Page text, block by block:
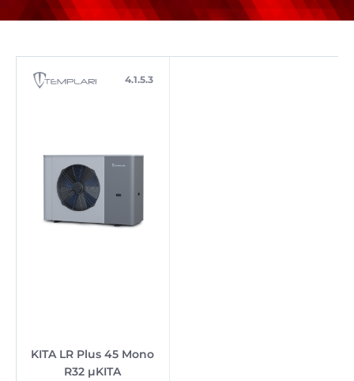
KITA LR Plus 45 Mono
R32 µKITA
4.1.5.3